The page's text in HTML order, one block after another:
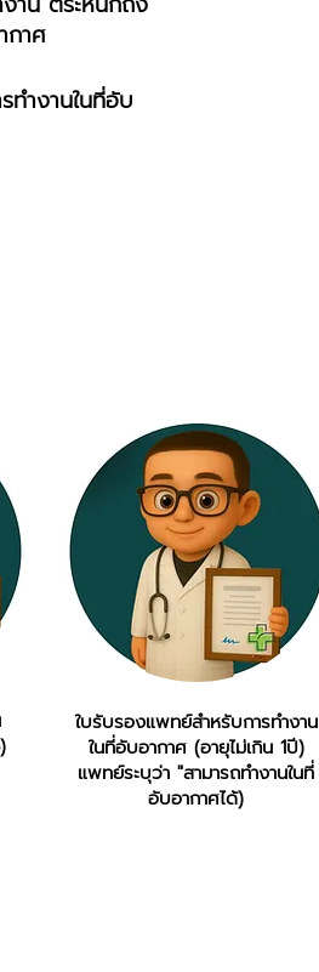
กาศ
ทำงานในที่อับ
ใบรับรองแพทย์สำหรับการทำงาน
ในที่อับอากาศ (อายุไม่เกิน 1ปี)
แพทย์ระบุว่า "สามารถทำงานในที่
อับอากาศได้)